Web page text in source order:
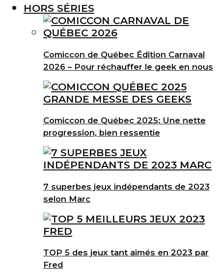
HORS SÉRIES
Comiccon de Québec Édition Carnaval
2026 – Pour réchauffer le geek en nous
Comiccon de Québec 2025: Une nette
progression, bien ressentie
7 superbes jeux indépendants de 2023
selon Marc
TOP 5 des jeux tant aimés en 2023 par
Fred